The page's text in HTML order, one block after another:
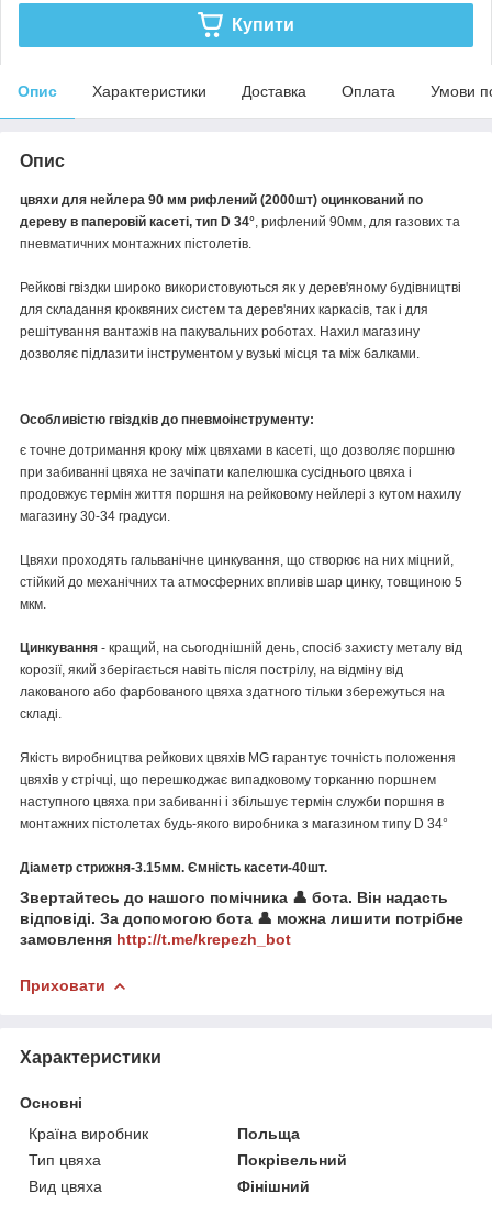
Купити
Опис Характеристики Доставка Оплата Умови
Опис
цвяхи для нейлера 90 мм рифлений (2000шт) оцинкований по
дереву в паперовій касеті, тип D 34° , рифлений 90мм, для газових та
пневматичних монтажних пістолетів.
Рейкові гвіздки широко використовуються як у дерев'яному будівництві
для складання кроквяних систем та дерев'яних каркасів, так і для
решітування вантажів на пакувальних роботах. Нахил магазину
дозволяє підлазити інструментом у вузькі місця та між балками.
Особливістю гвіздків до пневмоінструменту:
є точне дотримання кроку між цвяхами в касеті, що дозволяє поршню
при забиванні цвяха не зачіпати капелюшка сусіднього цвяха і
продовжує термін життя поршня на рейковому нейлері з кутом нахилу
магазину 30-34 градуси.
Цвяхи проходять гальванічне цинкування, що створює на них міцний,
стійкий до механічних та атмосферних впливів шар цинку, товщиною 5
мкм.
Цинкування - кращий, на сьогоднішній день, спосіб захисту металу від
корозії, який зберігається навіть після пострілу, на відміну від
лакованого або фарбованого цвяха здатного тільки збережуться на
складі.
Якість виробництва рейкових цвяхів MG гарантує точність положення
цвяхів у стрічці, що перешкоджає випадковому торканню поршнем
наступного цвяха при забиванні і збільшує термін служби поршня в
монтажних пістолетах будь-якого виробника з магазином типу D 34°
Діаметр стрижня-3.15мм. Ємність касети-40шт.
Звертайтесь до нашого помічника 👤 бота. Він надасть
відповіді. За допомогою бота 👤 можна лишити потрібне
замовлення http://t.me/krepezh_bot
Приховати
Характеристики
Основні
Країна виробник
Польща
Тип цвяха
Покрівельний
Вид цвяха
Фінішний